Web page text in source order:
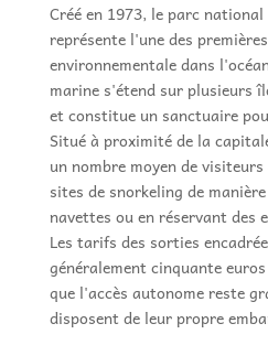
Créé en 1973, le parc
représente l'une des
environnementale dans
marine s'étend sur plusieurs
et constitue un sanctuaire
Situé à proximité de la
un nombre moyen de
sites de snorkeling de
navettes ou en réservant des
Les tarifs des sorties
généralement cinquante
que l'accès autonome reste
disposent de leur propre